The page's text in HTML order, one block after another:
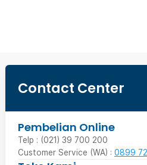
Contact Center
Pembelian Online
Telp : (021) 39 700 200
Customer Service (WA) : 0899